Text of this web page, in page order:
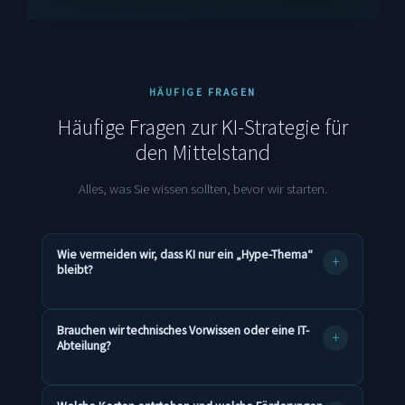
HÄUFIGE FRAGEN
Häufige Fragen zur KI-Strategie für
den Mittelstand
Alles, was Sie wissen sollten, bevor wir starten.
Wie vermeiden wir, dass KI nur ein „Hype-Thema“
bleibt?
+
und Zielen ausgehen. Eine KI-Strategie bei uns
Brauchen wir technisches Vorwissen oder eine IT-
Abteilung?
+